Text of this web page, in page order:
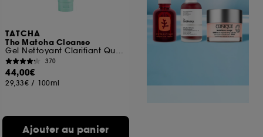
TATCHA
The Matcha Cleanse
Gel Nettoyant Clarifiant Quotidien
370
44,00€
29,33€ / 100ml
Ajouter au panier